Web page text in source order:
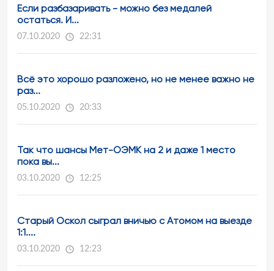
Если разбазаривать - можно без медалей
остаться. И...
07.10.2020 22:31
Всё это хорошо разложено, но не менее важно не
раз...
05.10.2020 20:33
Так что шансы Мет-ОЭМК на 2 и даже 1 место
пока вы...
03.10.2020 12:25
Старый Оскол сыграл вничью с Атомом на выезде
1:1....
03.10.2020 12:23